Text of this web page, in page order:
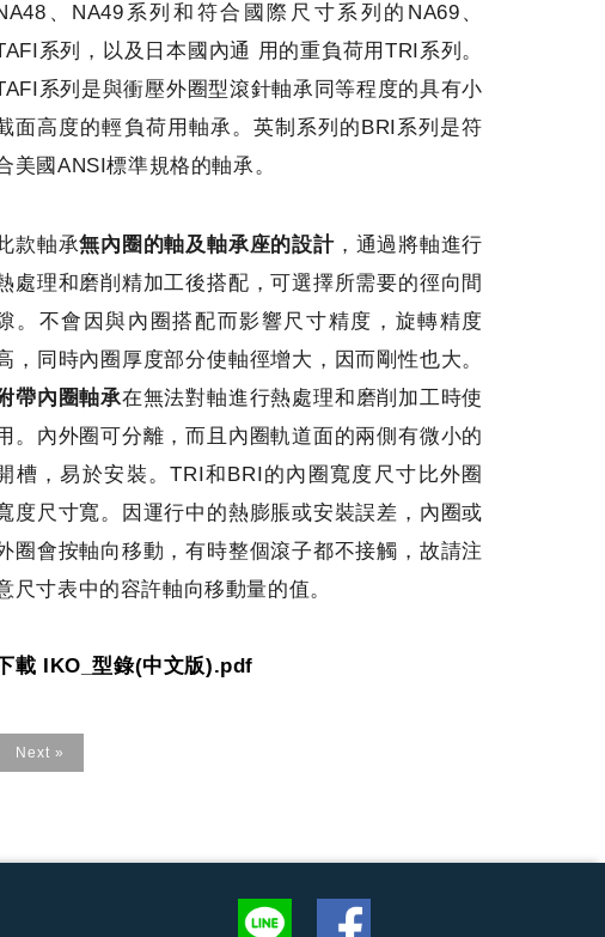
、NA49系列和符合國際尺寸系列的NA69、
系列，以及日本國內通 用的重負荷用TRI系列。
系列是與衝壓外圈型滾針軸承同等程度的具有小
面高度的輕負荷用軸承。英制系列的BRI系列是符
美國ANSI標準規格的軸承。
款軸承無內圈的軸及軸承座的設計，通過將軸進行
處理和磨削精加工後搭配，可選擇所需要的徑向間
。不會因與內圈搭配而影響尺寸精度，旋轉精度
，同時內圈厚度部分使軸徑增大，因而剛性也大。
帶內圈軸承在無法對軸進行熱處理和磨削加工時使
。內外圈可分離，而且內圈軌道面的兩側有微小的
槽，易於安裝。TRI和BRI的內圈寬度尺寸比外圈
度尺寸寬。因運行中的熱膨脹或安裝誤差，內圈或
圈會按軸向移動，有時整個滾子都不接觸，故請注
尺寸表中的容許軸向移動量的值。
載 IKO_型錄(中文版).pdf
Next »